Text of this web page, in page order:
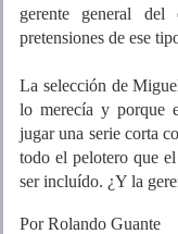
gerente general
pretensiones de ese
La selección de
lo merecía y porque
jugar una serie corta
todo el pelotero que
ser incluído. ¿Y la
Por Rolando Guante